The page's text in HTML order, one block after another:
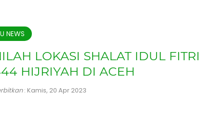
NEWS
LOKASI SHALAT IDUL FITRI
HIJRIYAH DI ACEH
: Kamis, 20 Apr 2023